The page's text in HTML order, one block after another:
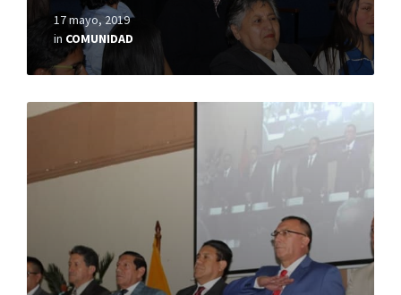
17 mayo, 2019
in COMUNIDAD